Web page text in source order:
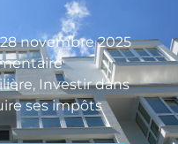
28 novembre 2025
, Investir dans
ses impôts